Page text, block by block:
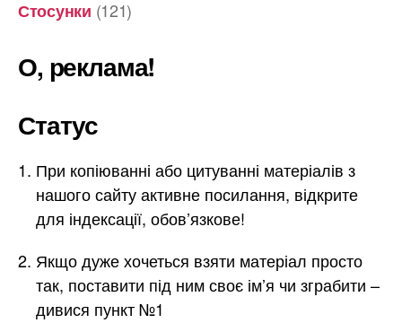
Стосунки (121)
О, реклама!
Статус
При копіюванні або цитуванні матеріалів з
нашого сайту активне посилання, відкрите
для індексації, обов’язкове!
Якщо дуже хочеться взяти матеріал просто
так, поставити під ним своє ім’я чи зграбити –
дивися пункт №1